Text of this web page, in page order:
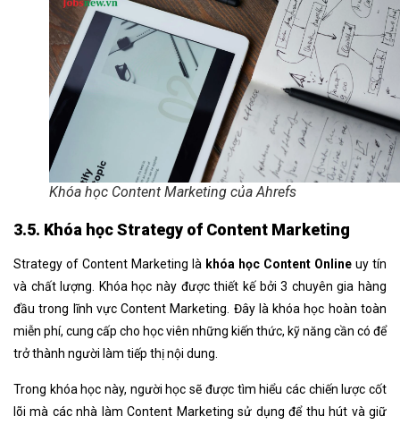
Khóa học Content Marketing của Ahrefs
3.5. Khóa học Strategy of Content Marketing
Strategy of Content Marketing là khóa học Content Online uy tín
và chất lượng. Khóa học này được thiết kế bởi 3 chuyên gia hàng
đầu trong lĩnh vực Content Marketing. Đây là khóa học hoàn toàn
miễn phí, cung cấp cho học viên những kiến thức, kỹ năng cần có để
trở thành người làm tiếp thị nội dung.
Trong khóa học này, người học sẽ được tìm hiểu các chiến lược cốt
lõi mà các nhà làm Content Marketing sử dụng để thu hút và giữ